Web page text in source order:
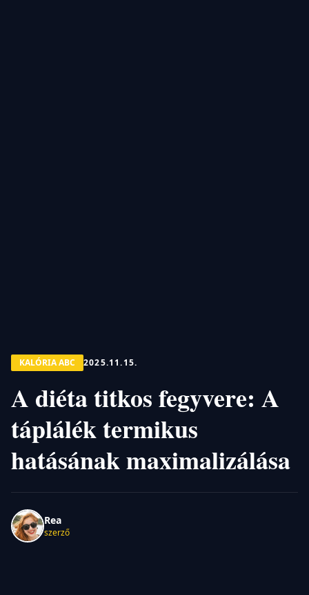
KALÓRIA ABC 2025.11.15.
A diéta titkos fegyvere: A
táplálék termikus
hatásának maximalizálása
Rea
szerző